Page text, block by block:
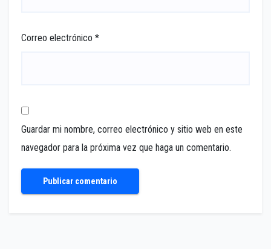
Correo electrónico *
Guardar mi nombre, correo electrónico y sitio web en este
navegador para la próxima vez que haga un comentario.